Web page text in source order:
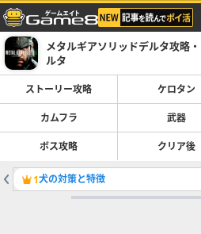
メタルギアソリッドデルタ攻略
ルタ
ストーリー攻略 ケロタン
カムフラ 武器
ボス攻略 クリア後
1犬の対策と特徴